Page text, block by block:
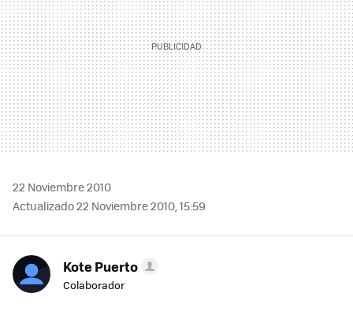
22 Noviembre 2010
Actualizado 22 Noviembre 2010, 15:59
Kote Puerto
Colaborador